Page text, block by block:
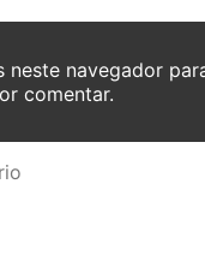
neste navegador
comentar.